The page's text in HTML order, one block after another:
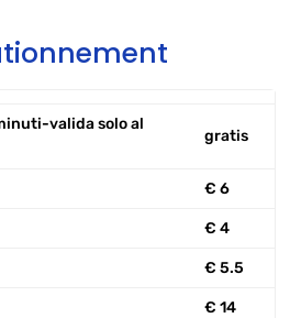
valida solo al
gratis
€ 6
€ 4
€ 5.5
€ 14